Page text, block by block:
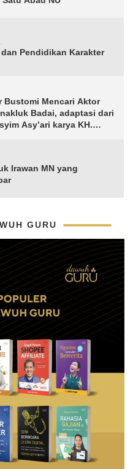
Pendidikan Karakter
Bustomi Mencari Aktor
Badai, adaptasi dari
Asy’ari karya KH.
Irawan MN yang
GURU